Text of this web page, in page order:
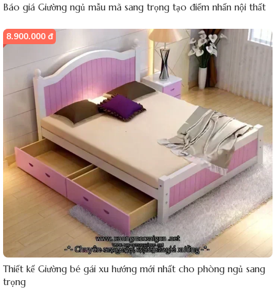
Báo giá Giường ngủ mẫu mã sang trọng tạo điểm nhấn nội thất
8.900.000 đ
Thiết kế Giường bé gái xu hướng mới nhất cho phòng ngủ sang
trọng